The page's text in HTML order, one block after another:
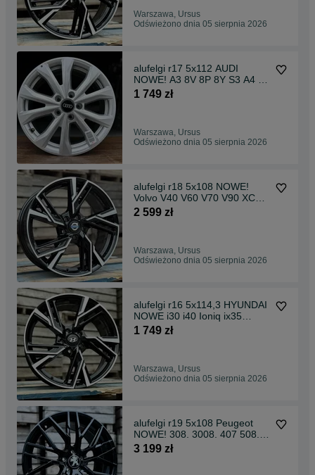
Warszawa, Ursus
Odświeżono dnia 05 sierpnia 2026
alufelgi r17 5x112 AUDI
NOWE! A3 8V 8P 8Y S3 A4 b5
b6 b7 Q3
1 749 zł
Warszawa, Ursus
Odświeżono dnia 05 sierpnia 2026
alufelgi r18 5x108 NOWE!
Volvo V40 V60 V70 V90 XC60
S60 V50 S80
2 599 zł
Warszawa, Ursus
Odświeżono dnia 05 sierpnia 2026
alufelgi r16 5x114,3 HYUNDAI
NOWE i30 i40 Ioniq ix35
Elantra Kona
1 749 zł
Warszawa, Ursus
Odświeżono dnia 05 sierpnia 2026
alufelgi r19 5x108 Peugeot
NOWE! 308. 3008. 407 508.
5008. 607 GT Line
3 199 zł